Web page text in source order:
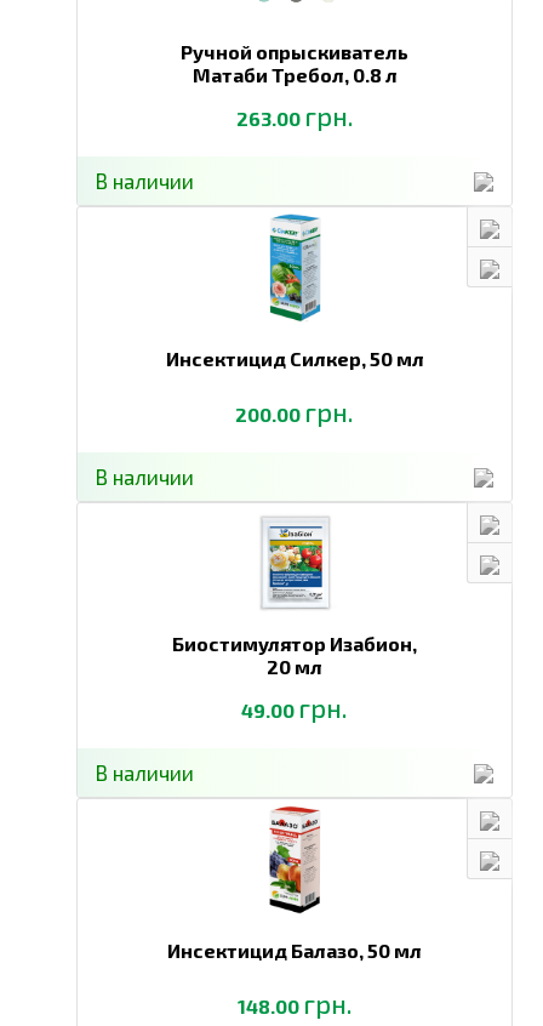
Ручной опрыскиватель
Матаби Требол, 0.8 л
263.00 грн.
В наличии
Инсектицид Силкер,50 мл
200.00 грн.
В наличии
Биостимулятор Изабион,
20 мл
49.00 грн.
В наличии
Инсектицид Балазо,50 мл
148.00 грн.